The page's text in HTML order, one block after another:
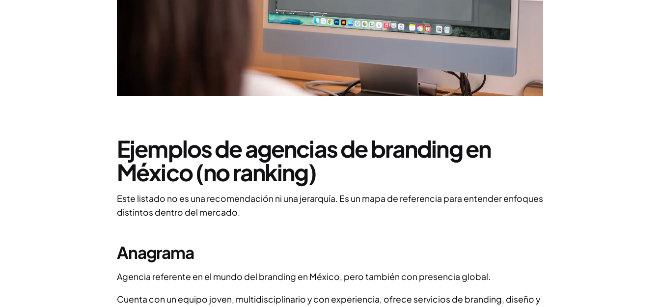
Ejemplos de agencias de branding en
México (no ranking)
Este listado no es una recomendación ni una jerarquía. Es un mapa de referencia para entender enfoques
distintos dentro del mercado.
Anagrama
Agencia referente en el mundo del branding en México, pero también con presencia global.
Cuenta con un equipo joven, multidisciplinario y con experiencia, ofrece servicios de branding, diseño y